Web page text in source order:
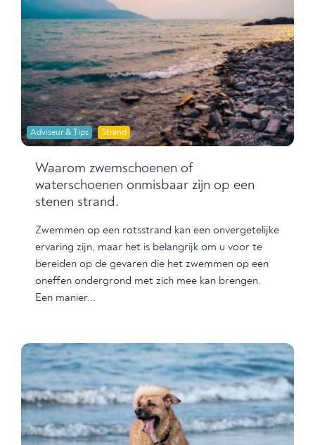
Adviseur & Tips Strand
Waarom zwemschoenen of
waterschoenen onmisbaar zijn op een
stenen strand.
Zwemmen op een rotsstrand kan een onvergetelijke
ervaring zijn, maar het is belangrijk om u voor te
bereiden op de gevaren die het zwemmen op een
oneffen ondergrond met zich mee kan brengen.
Een manier...